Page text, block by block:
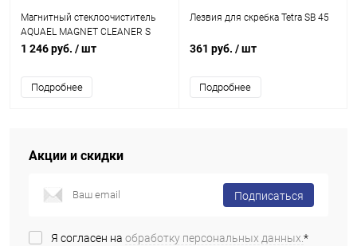
Магнитный стеклоочиститель
AQUAEL MAGNET CLEANER S
для аквариума со стеклом 3 - 6
1 246 руб. / шт
Подробнее
Лезвия для скребка Tetra SB 45
361 руб. / шт
Подробнее
Акции и скидки
Подписаться
Я согласен на обработку персональных данных.*